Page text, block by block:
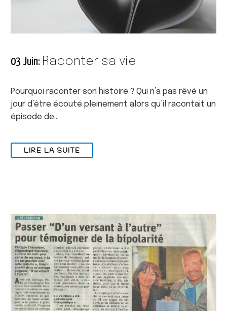
03 Juin: Raconter sa vie
Pourquoi raconter son histoire ? Qui n’a pas rêvé un
jour d’être écouté pleinement alors qu’il racontait un
épisode de…
LIRE LA SUITE